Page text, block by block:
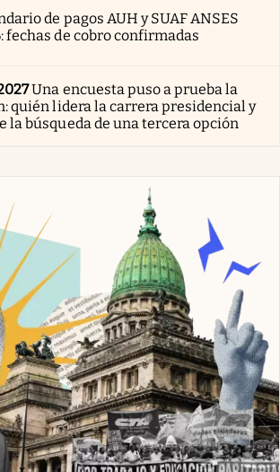
de pagos AUH y SUAF ANSES
fechas de cobro confirmadas
Una encuesta puso a prueba la
quién lidera la carrera presidencial y
la búsqueda de una tercera opción